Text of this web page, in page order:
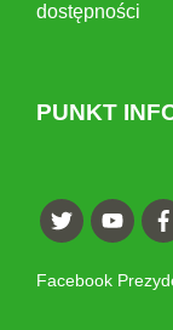
dostępności
PUNKT
Facebook